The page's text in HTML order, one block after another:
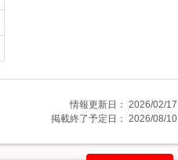
情報更新日： 2026/02/17
掲載終了予定日： 2026/08/10